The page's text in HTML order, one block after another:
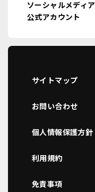
ソーシャルメディア
公式アカウント
サイトマップ
お問い合わせ
個人情報保護方針
利用規約
免責事項